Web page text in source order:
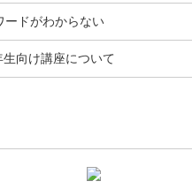
ードがわからない
向け講座について